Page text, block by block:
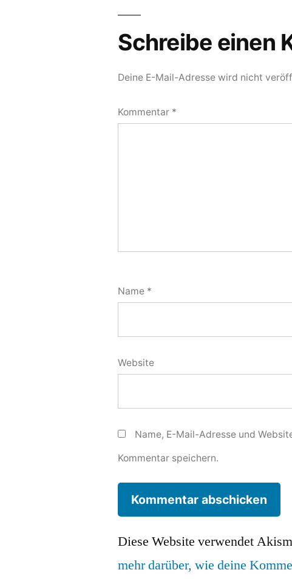
Schreibe einen
Deine E-Mail-Adresse wird nicht
Kommentar *
Name *
Website
Name, E-Mail-Adresse und
Kommentar speichern.
Diese Website verwendet
mehr darüber, wie deine